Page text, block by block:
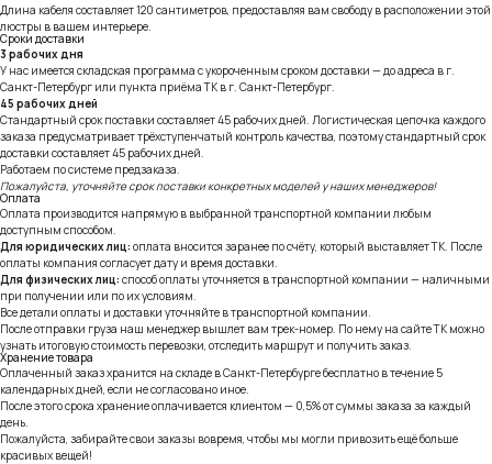
Длина кабеля составляет 120 сантиметров, предоставляя вам свободу в расположении этой
люстры в вашем интерьере.
Сроки доставки
3 рабочих дня
У нас имеется складская программа с укороченным сроком доставки — до адреса в г.
Санкт-Петербург или пункта приёма ТК в г. Санкт-Петербург.
45 рабочих дней
Стандартный срок поставки составляет 45 рабочих дней. Логистическая цепочка каждого
заказа предусматривает трёхступенчатый контроль качества, поэтому стандартный срок
доставки составляет 45 рабочих дней.
Работаем по системе предзаказа.
Пожалуйста, уточняйте срок поставки конкретных моделей у наших менеджеров!
Оплата
Оплата производится напрямую в выбранной транспортной компании любым
доступным способом.
Для юридических лиц: оплата вносится заранее по счёту, который выставляет ТК. После
оплаты компания согласует дату и время доставки.
Для физических лиц: способ оплаты уточняется в транспортной компании — наличными
при получении или по их условиям.
Все детали оплаты и доставки уточняйте в транспортной компании.
После отправки груза наш менеджер вышлет вам трек-номер. По нему на сайте ТК можно
узнать итоговую стоимость перевозки, отследить маршрут и получить заказ.
Хранение товара
Оплаченный заказ хранится на складе в Санкт-Петербурге бесплатно в течение 5
календарных дней, если не согласовано иное.
После этого срока хранение оплачивается клиентом — 0,5% от суммы заказа за каждый
день.
Пожалуйста, забирайте свои заказы вовремя, чтобы мы могли привозить ещё больше
красивых вещей!